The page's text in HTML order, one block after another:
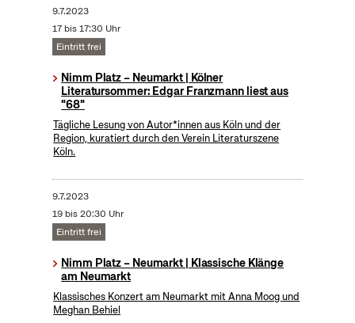
9.7.2023
17 bis 17:30 Uhr
Eintritt frei
Nimm Platz – Neumarkt | Kölner
Literatursommer: Edgar Franzmann liest aus
"68"
Tägliche Lesung von Autor*innen aus Köln und der
Region, kuratiert durch den Verein Literaturszene
Köln.
9.7.2023
19 bis 20:30 Uhr
Eintritt frei
Nimm Platz – Neumarkt | Klassische Klänge
am Neumarkt
Klassisches Konzert am Neumarkt mit Anna Moog und
Meghan Behiel